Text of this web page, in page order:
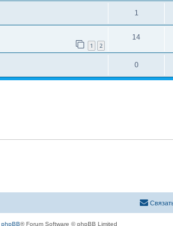
1
1 2
14
0
phpBB® Forum Software © phpBB Limited